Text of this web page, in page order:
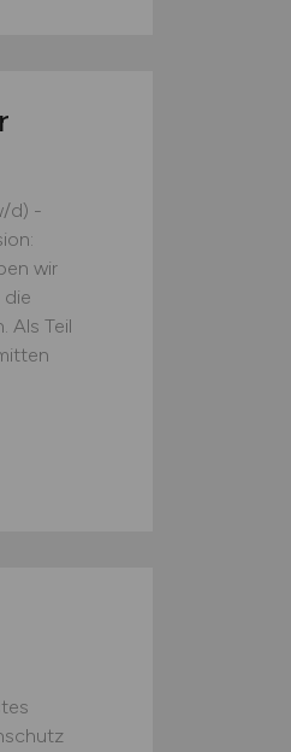
d) -
wir
die
Als Teil